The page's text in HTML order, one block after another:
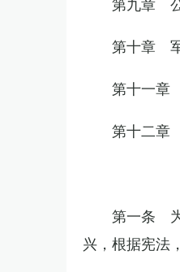
第十章
第十一章
第十二
第一条
兴，根据宪法